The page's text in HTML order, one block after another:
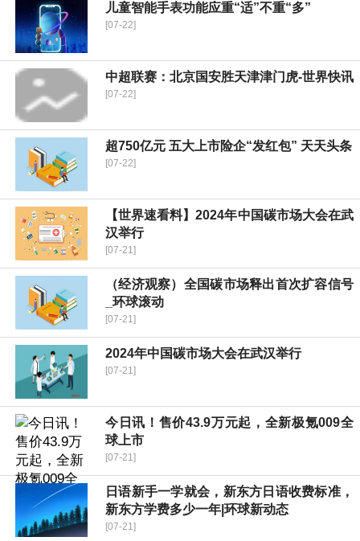
儿童智能手表功能应重“适”不重“多”
[07-22]
中超联赛：北京国安胜天津津门虎-世界快讯
[07-22]
超750亿元 五大上市险企“发红包” 天天头条
[07-22]
【世界速看料】2024年中国碳市场大会在武
汉举行
[07-21]
（经济观察）全国碳市场释出首次扩容信号
_环球滚动
[07-21]
2024年中国碳市场大会在武汉举行
[07-21]
今日讯！售价43.9万元起，全新极氪009全
球上市
[07-21]
日语新手一学就会，新东方日语收费标准，
新东方学费多少一年|环球新动态
[07-21]